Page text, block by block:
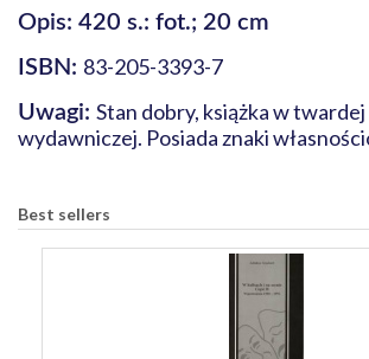
Opis: 420 s.: fot.; 20 cm
ISBN: 83-205-3393-7
Uwagi: Stan dobry, książka w
wydawniczej. Posiada znaki
Best sellers